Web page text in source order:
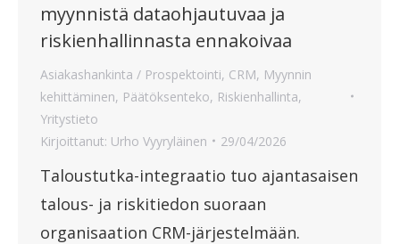
myynnistä dataohjautuvaa ja
riskienhallinnasta ennakoivaa
Asiakashankinta / Prospektointi, CRM, Myynnin
kehittäminen, Päätöksenteko, Riskienhallinta,
Yritystieto
Kirjoittanut: Urho Vyyryläinen 29/04/2026
Taloustutka-integraatio tuo ajantasaisen
talous- ja riskitiedon suoraan
organisaation CRM-järjestelmään.